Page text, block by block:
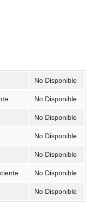
No Disponible
No Disponible
No Disponible
No Disponible
No Disponible
No Disponible
No Disponible